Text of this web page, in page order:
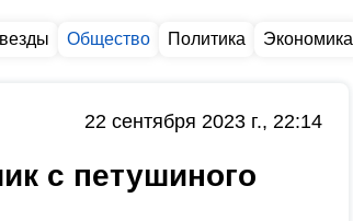
Общество Политика Экономика
22 сентября 2023 г., 22:14
с петушиного